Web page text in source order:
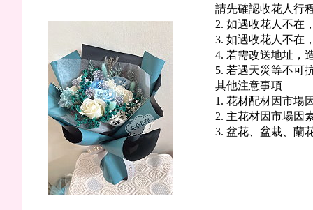
請先確認收花人行
2. 如遇收花人不在
3. 如遇收花人不在
4. 若需改送地址，
5. 若遇天災等不可
其他注意事項
1. 花材配材因市場
2. 主花材因市場因
3. 盆花、盆栽、蘭